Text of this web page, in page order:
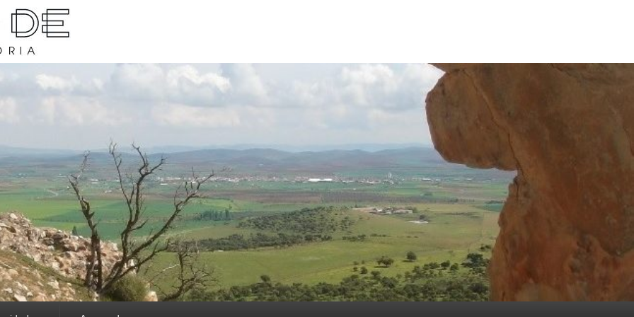
y su historia